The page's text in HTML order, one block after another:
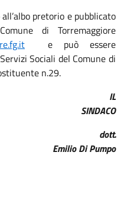
pretorio e pubblicato
di Torremaggiore
e può essere
Sociali del Comune di
n.29.
IL
SINDACO
Emilio Di Pumpo